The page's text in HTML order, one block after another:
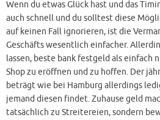
Wenn du etwas Glück hast und das
auch schnell und du solltest diese
auf keinen Fall ignorieren, ist die
Geschäfts wesentlich einfacher.
lassen, beste bank festgeld als einfach
Shop zu eröffnen und zu hoffen. Der
beträgt wie bei Hamburg allerdings
jemand diesen findet. Zuhause geld
tatsächlich zu Streitereien, sondern